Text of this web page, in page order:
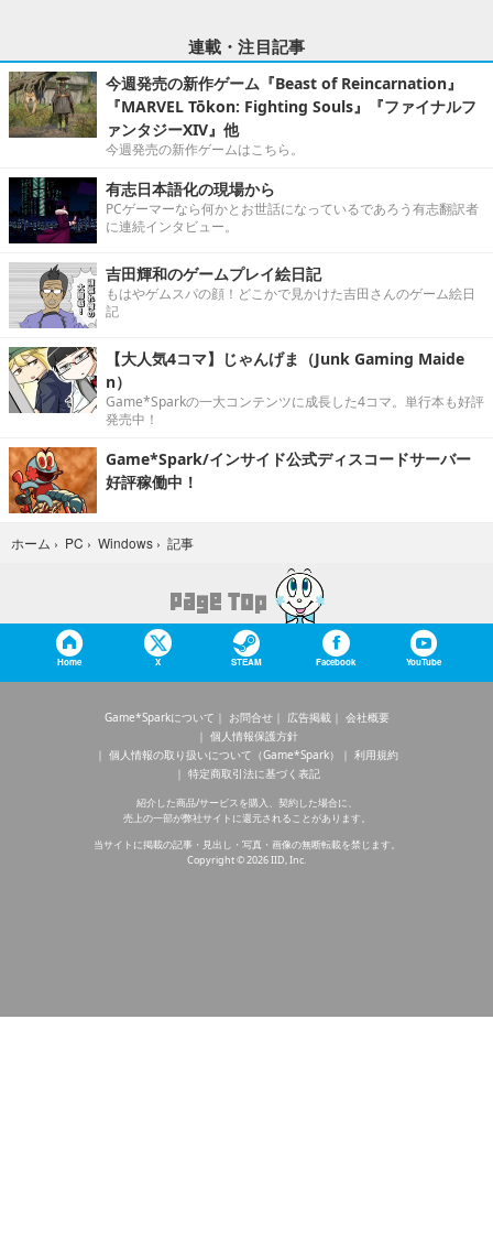
連載・注目記事
今週発売の新作ゲーム『Beast of Reincarnation』
『MARVEL Tōkon: Fighting Souls』『ファイナルフ
ァンタジーXIV』他
今週発売の新作ゲームはこちら。
有志日本語化の現場から
PCゲーマーなら何かとお世話になっているであろう有志翻訳者
に連続インタビュー。
吉田輝和のゲームプレイ絵日記
もはやゲムスパの顔！どこかで見かけた吉田さんのゲーム絵日
記
【大人気4コマ】じゃんげま（Junk Gaming Maide
n）
Game*Sparkの一大コンテンツに成長した4コマ。単行本も好評
発売中！
Game*Spark/インサイド公式ディスコードサーバー
好評稼働中！
ホーム › PC › Windows › 記事
Home X STEAM Facebook YouTube
Game*Sparkについて お問合せ 広告掲載
会社概要
個人情報保護方針
個人情報の取り扱いについて（Game*Spark）
利用規約
特定商取引法に基づく表記
紹介した商品/サービスを購入、契約した場合に、
売上の一部が弊社サイトに還元されることがあります。
当サイトに掲載の記事・見出し・写真・画像の無断転載を禁じます。
Copyright © 2026 IID, Inc.